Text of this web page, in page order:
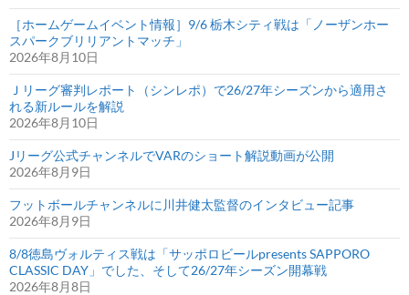
［ホームゲームイベント情報］9/6 栃木シティ戦は「ノーザンホー
スパークブリリアントマッチ」
2026年8月10日
Ｊリーグ審判レポート（シンレポ）で26/27年シーズンから適用さ
れる新ルールを解説
2026年8月10日
Jリーグ公式チャンネルでVARのショート解説動画が公開
2026年8月9日
フットボールチャンネルに川井健太監督のインタビュー記事
2026年8月9日
8/8徳島ヴォルティス戦は「サッポロビールpresents SAPPORO
CLASSIC DAY」でした、そして26/27年シーズン開幕戦
2026年8月8日